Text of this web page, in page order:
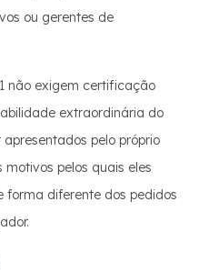
ou gerentes de
não exigem certificação
extraordinária do
pelo próprio
pelos quais eles
diferente dos pedidos